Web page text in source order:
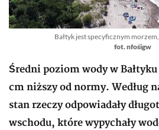
Bałtyk jest specyficznym
fot. nfośigw
Średni poziom wody w
cm niższy od normy. Według
stan rzeczy odpowiadały
wschodu, które wypychały